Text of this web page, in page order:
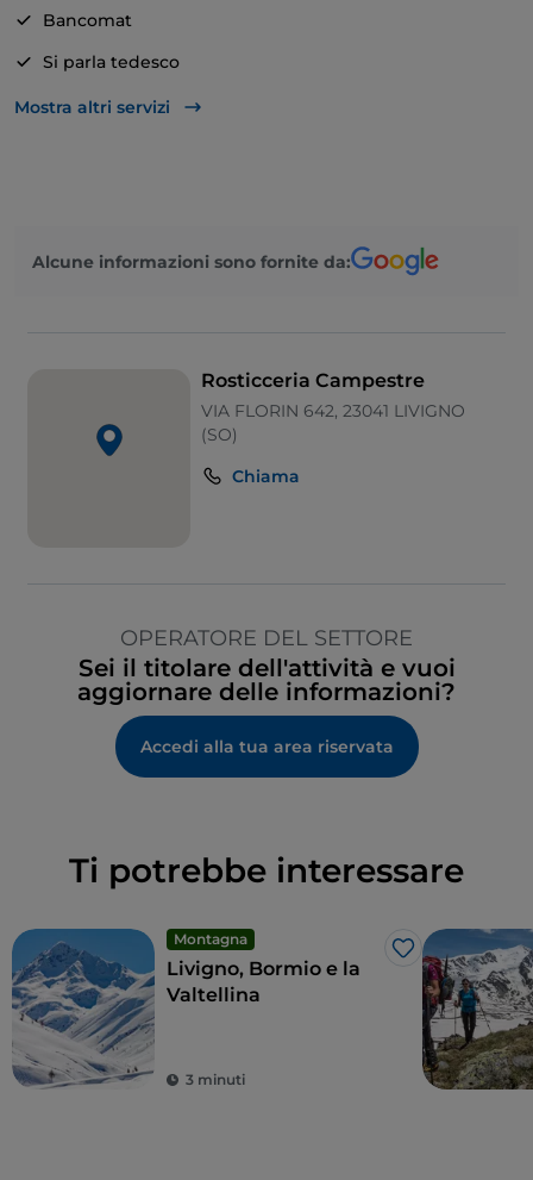
Bancomat
Si parla tedesco
Si parla inglese
Mostra altri servizi
Alcune informazioni sono fornite da:
Rosticceria Campestre
VIA FLORIN 642, 23041 LIVIGNO
(SO)
Chiama
OPERATORE DEL SETTORE
Sei il titolare dell'attività e vuoi
aggiornare delle informazioni?
Accedi alla tua area riservata
Ti potrebbe interessare
Montagna
Like
Livigno, Bormio e la
Valtellina
3 minuti